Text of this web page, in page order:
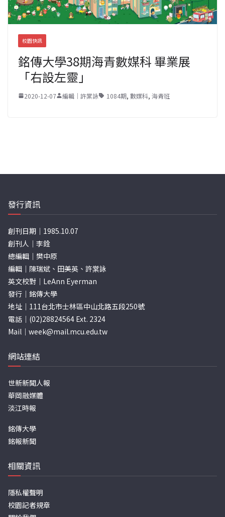
校園快訊
銘傳大學38期海青數媒科 畢業展
「右設左靈」
2020-12-07 編輯｜許棠詠 1084期, 數媒科, 海青班
發行資訊
創刊日期｜1985.10.07
創刊人｜李銓
總編輯｜樊中原
編輯｜陳瑞斌、田美英、許棠詠
英文校對｜LeAnn Eyerman
發行｜銘傳大學
地址｜111台北市士林區中山北路五段250號
電話｜(02)28824564 Ext. 2324
Mail｜ week@mail.mcu.edu.tw
網站連結
世新新聞人報
華岡融媒體
淡江時報
銘傳大學
銘報新聞
相關資訊
隱私權聲明
校園記者規章